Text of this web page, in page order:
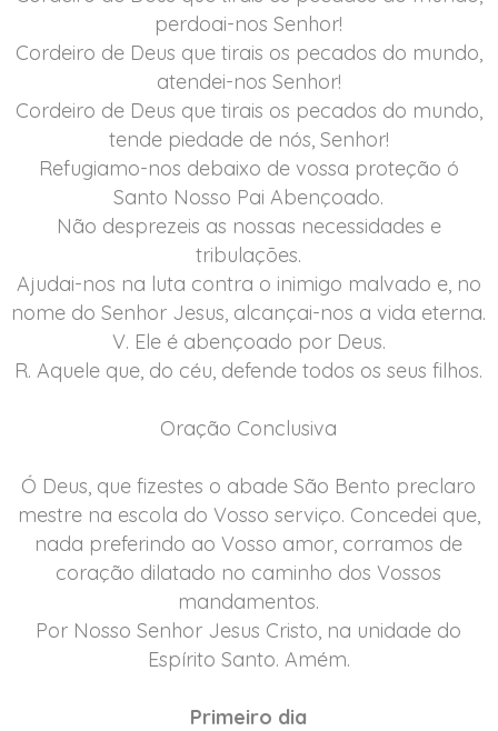
perdoai-nos Senhor!
Cordeiro de Deus que tirais os pecados do mundo,
atendei-nos Senhor!
Cordeiro de Deus que tirais os pecados do mundo,
tende piedade de nós, Senhor!
Refugiamo-nos debaixo de vossa proteção ó
Santo Nosso Pai Abençoado.
Não desprezeis as nossas necessidades e
tribulações.
Ajudai-nos na luta contra o inimigo malvado e, no
nome do Senhor Jesus, alcançai-nos a vida eterna.
V. Ele é abençoado por Deus.
R. Aquele que, do céu, defende todos os seus filhos.
Oração Conclusiva
Ó Deus, que fizestes o abade São Bento preclaro
mestre na escola do Vosso serviço. Concedei que,
nada preferindo ao Vosso amor, corramos de
coração dilatado no caminho dos Vossos
mandamentos.
Por Nosso Senhor Jesus Cristo, na unidade do
Espírito Santo. Amém.
Primeiro dia